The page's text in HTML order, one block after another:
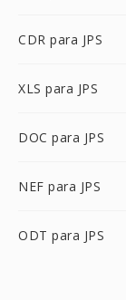
CDR para JPS
XLS para JPS
DOC para JPS
NEF para JPS
ODT para JPS